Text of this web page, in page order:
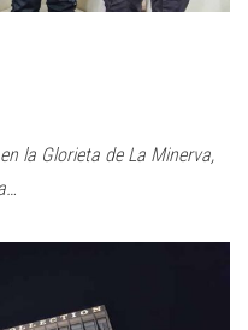
la Glorieta de La Minerva,